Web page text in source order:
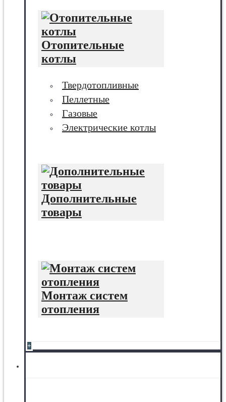
Отопительные
котлы
Твердотопливные
Пеллетные
Газовые
Электрические котлы
Дополнительные
товары
Монтаж систем
отопления
+